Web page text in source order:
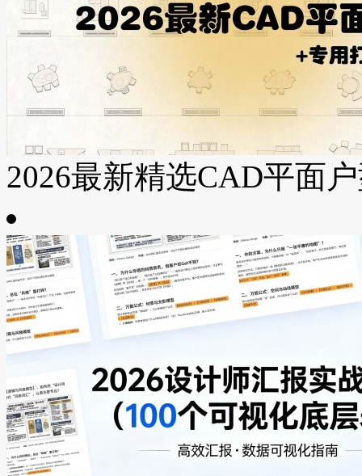
2026最新精选CAD平面